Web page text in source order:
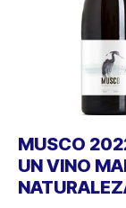
MUSCO
UN VINO